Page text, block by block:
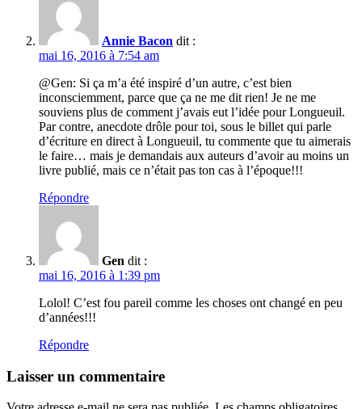
Annie Bacon dit :
mai 16, 2016 à 7:54 am
@Gen: Si ça m’a été inspiré d’un autre, c’est bien
inconsciemment, parce que ça ne me dit rien! Je ne me
souviens plus de comment j’avais eut l’idée pour Longueuil.
Par contre, anecdote drôle pour toi, sous le billet qui parle
d’écriture en direct à Longueuil, tu commente que tu aimerais
le faire… mais je demandais aux auteurs d’avoir au moins un
livre publié, mais ce n’était pas ton cas à l’époque!!!
Répondre
Gen dit :
mai 16, 2016 à 1:39 pm
Lolol! C’est fou pareil comme les choses ont changé en peu
d’années!!!
Répondre
Laisser un commentaire